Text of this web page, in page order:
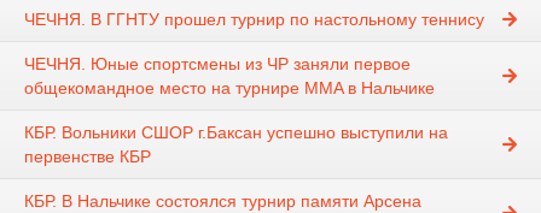
ЧЕЧНЯ. В ГГНТУ прошел турнир по настольному теннису
ЧЕЧНЯ. Юные спортсмены из ЧР заняли первое
общекомандное место на турнире MMA в Нальчике
КБР. Вольники СШОР г.Баксан успешно выступили на
первенстве КБР
КБР. В Нальчике состоялся турнир памяти Арсена